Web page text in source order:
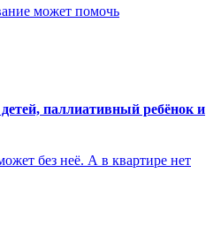
может помочь
паллиативный ребёнок и
без неё. А в квартире нет